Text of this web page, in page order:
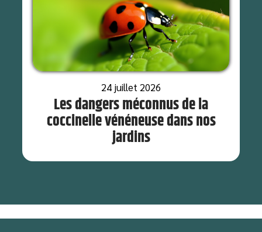
24 juillet 2026
Les dangers méconnus de la
coccinelle vénéneuse dans nos
jardins